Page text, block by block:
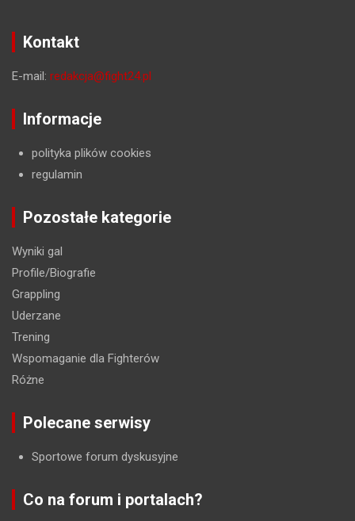
Kontakt
E-mail: redakcja@fight24.pl
Informacje
polityka plików cookies
regulamin
Pozostałe kategorie
Wyniki gal
Profile/Biografie
Grappling
Uderzane
Trening
Wspomaganie dla Fighterów
Różne
Polecane serwisy
Sportowe forum dyskusyjne
Co na forum i portalach?